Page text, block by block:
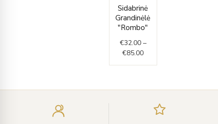
Sidabrinė
Grandinėlė
"Rombo"
€32.00 –
€85.00
range:
€32.00
through
€85.00